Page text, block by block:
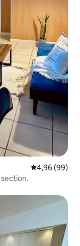
Évaluation
4,96 (99)